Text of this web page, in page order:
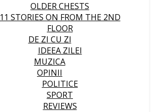
OLDER CHESTS
11 STORIES ON FROM THE 2ND
FLOOR
DE ZI CU ZI
IDEEA ZILEI
MUZICA
OPINII
POLITICE
SPORT
REVIEWS